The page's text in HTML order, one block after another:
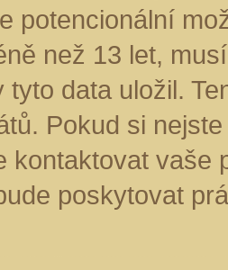
potencionální
než 13 let,
tyto data uložil.
Pokud si
kontaktovat vaše
poskytovat